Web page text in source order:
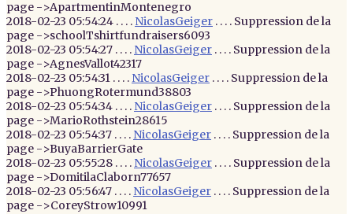
page ->ApartmentinMontenegro
2018-02-23 05:54:24 . . . . NicolasGeiger . . . . Suppression de la
page ->schoolTshirtfundraisers6093
2018-02-23 05:54:27 . . . . NicolasGeiger . . . . Suppression de la
page ->AgnesVallot42317
2018-02-23 05:54:31 . . . . NicolasGeiger . . . . Suppression de la
page ->PhuongRotermund38803
2018-02-23 05:54:34 . . . . NicolasGeiger . . . . Suppression de la
page ->MarioRothstein28615
2018-02-23 05:54:37 . . . . NicolasGeiger . . . . Suppression de la
page ->BuyaBarrierGate
2018-02-23 05:55:28 . . . . NicolasGeiger . . . . Suppression de la
page ->DomitilaClaborn77657
2018-02-23 05:56:47 . . . . NicolasGeiger . . . . Suppression de la
page ->CoreyStrow10991